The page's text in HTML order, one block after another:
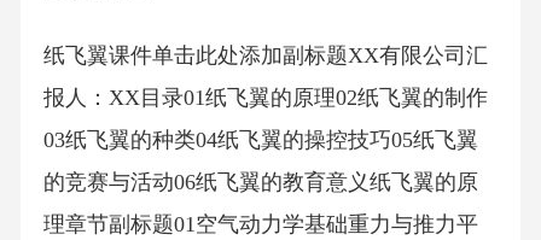
纸飞翼课件单击此处添加副标题XX有限公司汇
报人：XX目录01纸飞翼的原理02纸飞翼的制作
03纸飞翼的种类04纸飞翼的操控技巧05纸飞翼
的竞赛与活动06纸飞翼的教育意义纸飞翼的原
理章节副标题01空气动力学基础重力与推力平